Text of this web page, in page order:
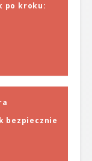
po kroku:
bezpiecznie